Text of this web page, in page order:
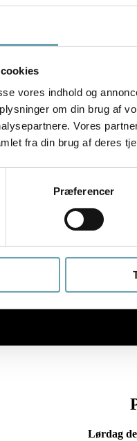
vores indhold og
om din brug af
Vores
fra din brug af deres
Præferencer
særligt hos os, og det er
til både faglig
og dine medarbejdere.
Deadline for
Husk derfor at trække
glæder os til at se jer til nogle
— hvor vi sammen sætter
Lørdag